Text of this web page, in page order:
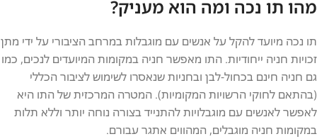
מהו תו נכה ומה הוא מעניק?
תו נכה מיועד להקל על אנשים עם מוגבלות במרחב הציבורי על ידי מתן
זכויות חניה ייחודיות. התו מאפשר חניה במקומות המיועדים לנכים, כמו
גם חניה חינם בכחול-לבן ובחניות שנאסרו לשימוש לציבור הכללי
(בהתאם לחוקי הרשויות המקומיות). המטרה המרכזית של התו היא
לאפשר לאנשים עם מוגבלויות להתנייד בצורה נוחה יותר וללא תלות
במקומות חניה מוגבלים, המהווים אתגר עבורם.